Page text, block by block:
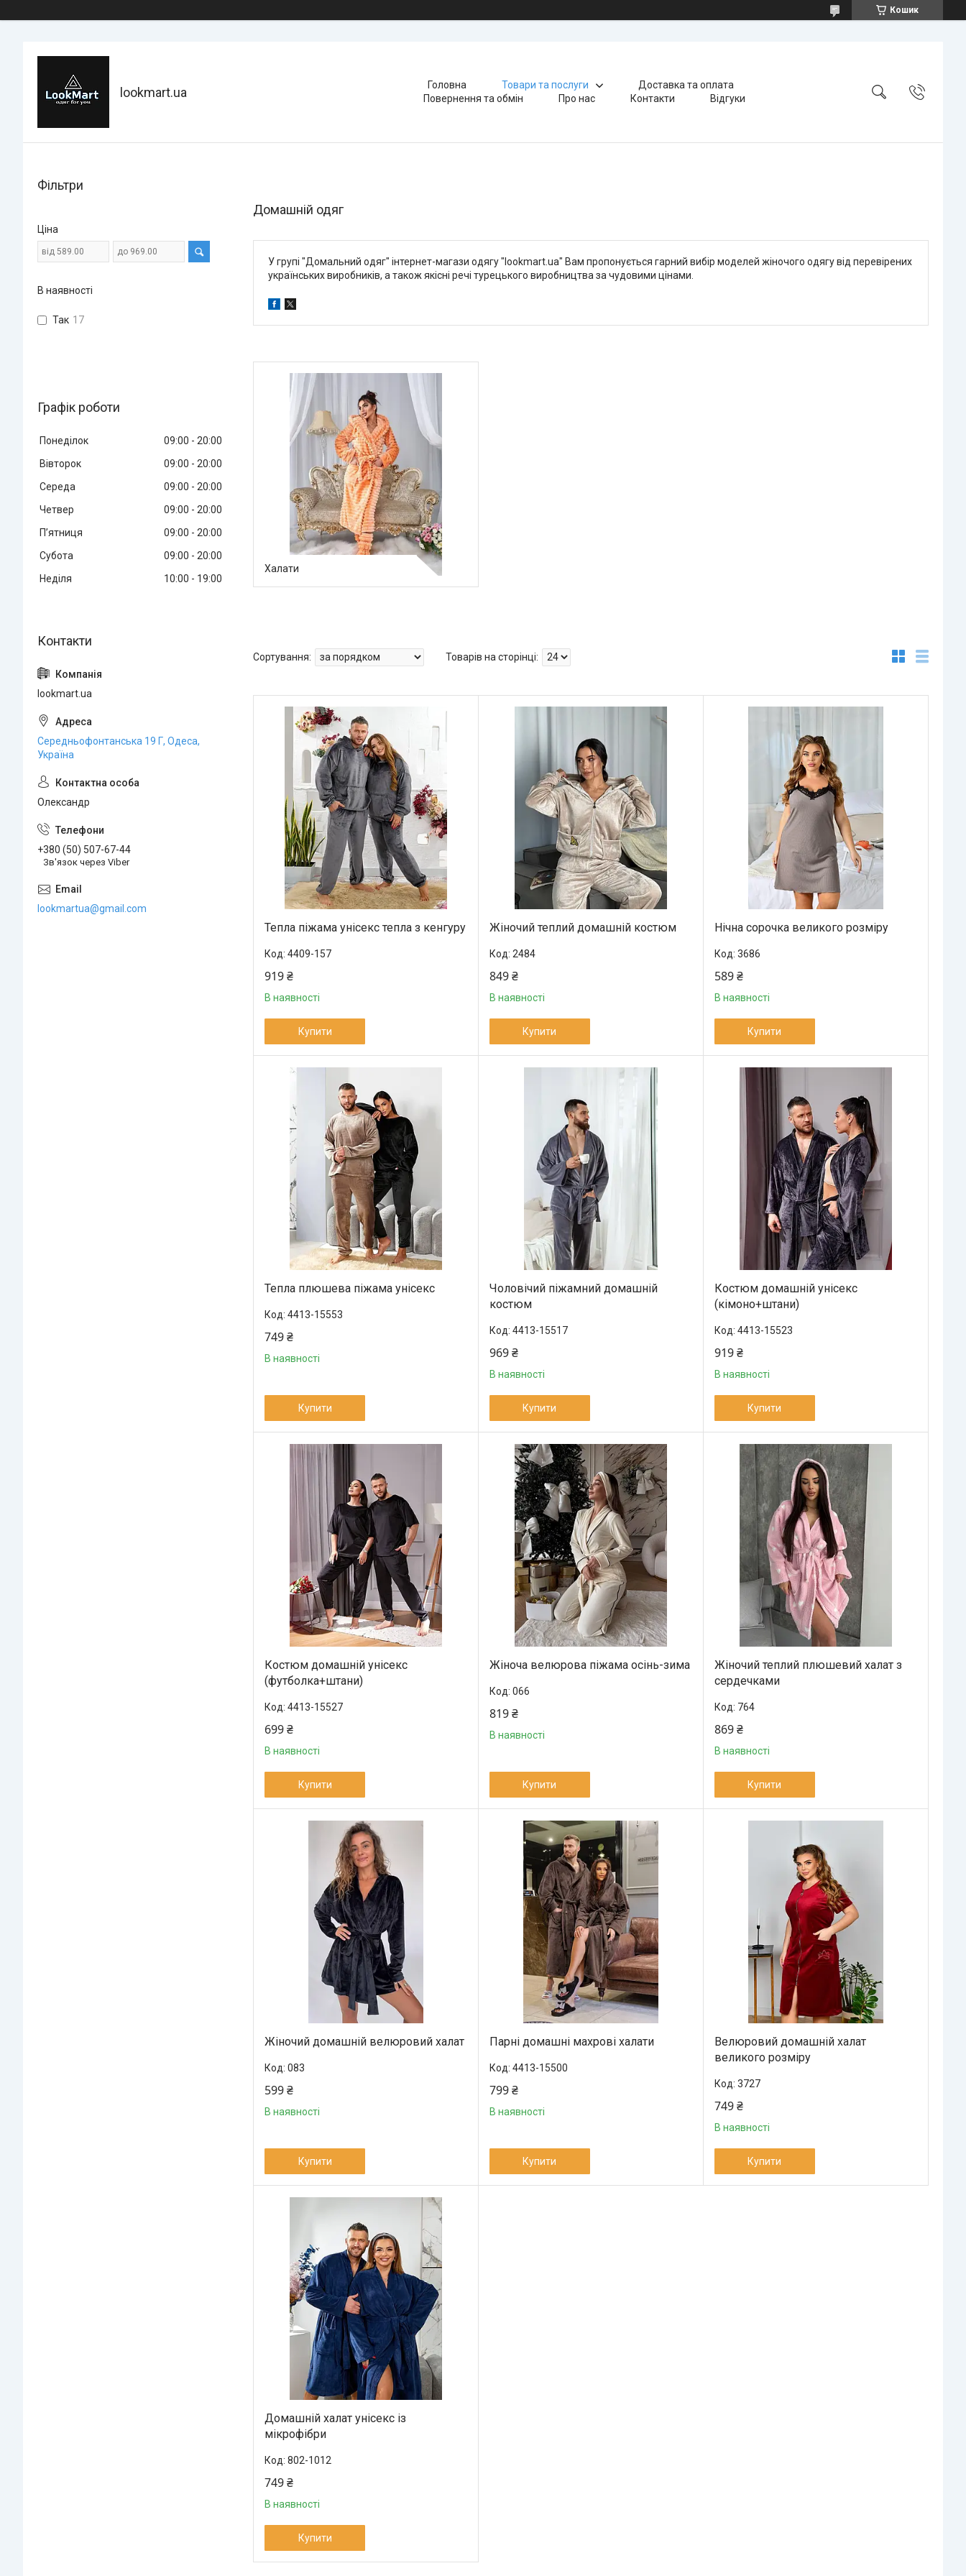
Кошик
lookmart.ua Головна Товари та послуги
Доставка та оплата
Повернення та обмін
Про нас Контакти Відгуки
Домашній одяг
У групі "Домальний одяг" інтернет-магази одягу "lookmart.ua" Вам пропонується гарний вибір моделей жіночого одягу від перевірених
українських виробників, а також якісні речі турецького виробництва за чудовими цінами.
Халати
Тепла піжама унісекс тепла з кенгуру
4409-157
919 ₴
В наявності
Купити
Жіночий теплий домашній костюм
2484
849 ₴
В наявності
Купити
Нічна сорочка великого розміру
3686
589 ₴
В наявності
Купити
Тепла плюшева піжама унісекс
4413-15553
749 ₴
В наявності
Купити
Чоловічий піжамний домашній
костюм
4413-15517
969 ₴
В наявності
Купити
Костюм домашній унісекс
(кімоно+штани)
4413-15523
919 ₴
В наявності
Купити
Костюм домашній унісекс
(футболка+штани)
4413-15527
699 ₴
В наявності
Купити
Жіноча велюрова піжама осінь-зима
066
819 ₴
В наявності
Купити
Жіночий теплий плюшевий халат з
сердечками
764
869 ₴
В наявності
Купити
Жіночий домашній велюровий халат
083
599 ₴
В наявності
Купити
Парні домашні махрові халати
4413-15500
799 ₴
В наявності
Купити
Велюровий домашній халат
великого розміру
3727
749 ₴
В наявності
Купити
Домашній халат унісекс із
мікрофібри
802-1012
749 ₴
В наявності
Купити
Фільтри
Ціна
В наявності
Так 17
Графік роботи
Понеділок 09:00
20:00
Вівторок
09:00
20:00
Середа
09:00
20:00
Четвер
09:00
20:00
Пʼятниця
09:00
20:00
Субота
09:00
20:00
Неділя
10:00 19:00
lookmart.ua
Середньофонтанська 19 Г, Одеса,
Україна
Олександр
+380 (50) 507-67-44
Зв'язок через Viber
lookmartua@gmail.com